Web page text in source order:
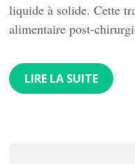
liquide à solide. Cette
alimentaire post-
LIRE LA SUITE